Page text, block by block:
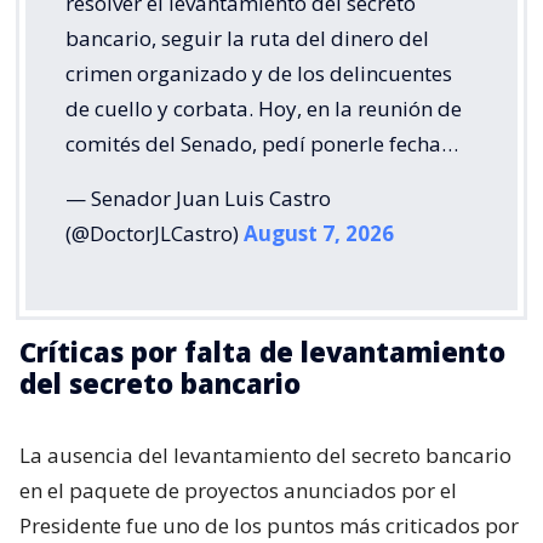
bancario, seguir la ruta del dinero del
crimen organizado y de los delincuentes
de cuello y corbata. Hoy, en la reunión de
comités del Senado, pedí ponerle fecha…
— Senador Juan Luis Castro
(@DoctorJLCastro)August 7, 2026
Críticas por falta de levantamiento
del secreto bancario
La ausencia del levantamiento del secreto bancario
en el paquete de proyectos anunciados por el
Presidente fue uno de los puntos más criticados por